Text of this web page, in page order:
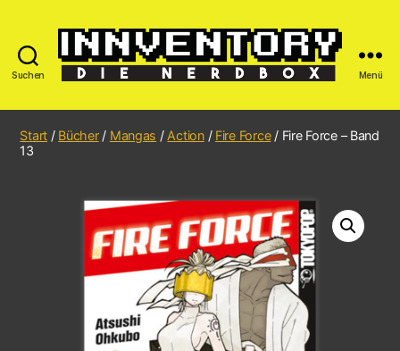
Suchen Menü
Start / Bücher/ Mangas / Action/ Fire Force/ Fire Force – Band
13